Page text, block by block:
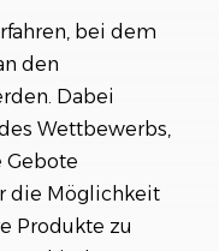
bei dem
den
Dabei
Wettbewerbs,
Gebote
die Möglichkeit
Produkte zu